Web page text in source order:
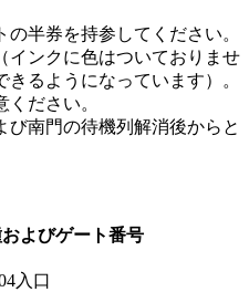
半券を持参してください。
インクに色はついておりませ
るようになっています）。
ださい。
南門の待機列解消後からと
よびゲート番号
入口